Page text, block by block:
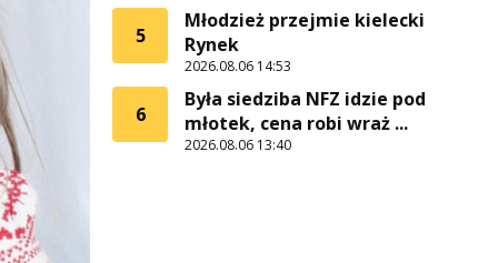
5
Młodzież przejmie kielecki
Rynek
2026.08.06 14:53
6
Była siedziba NFZ idzie pod
młotek, cena robi wraż ...
2026.08.06 13:40